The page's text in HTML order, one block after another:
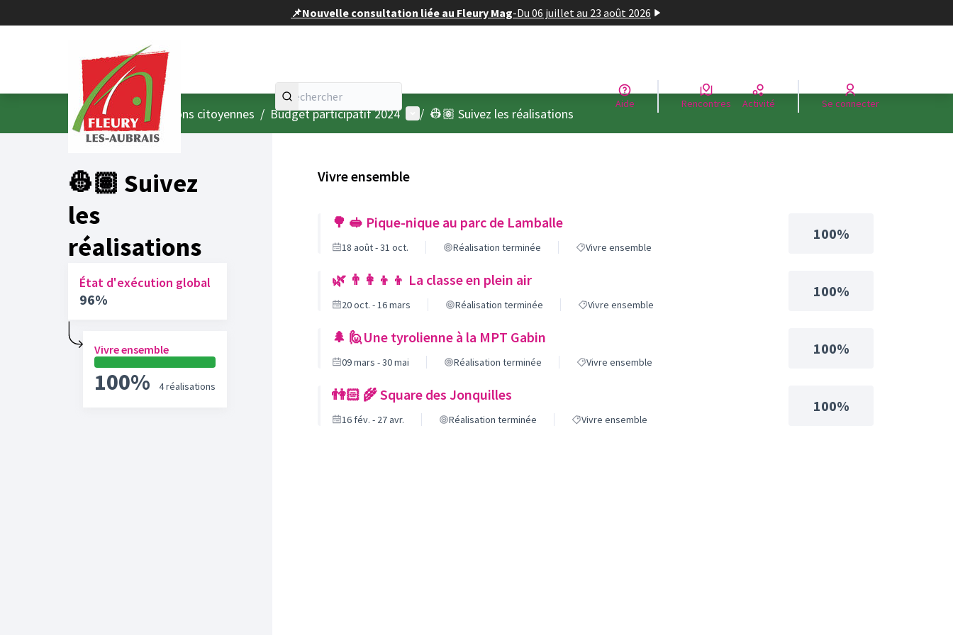
📌Nouvelle consultation liée au Fleury Mag-Du 06 juillet au 23 août 2026
Aide Rencontres Activité Se connecter
AccueilMenu principal
/ Consultations citoyennes / Budget participatif 2024 Menu utilisateur
/ 👷🏽 Suivez les réalisations
👷🏽 Suivez
les
réalisations
État d'exécution global
96%
Vivre ensemble
100% 4 réalisations
Vivre ensemble
🌳 🥪 Pique-nique au parc de Lamballe
18 août - 31 oct. Réalisation terminée Vivre ensemble
100%
🌿 👨‍👩‍👦‍👦 La classe en plein air
20 oct. - 16 mars Réalisation terminée Vivre ensemble
100%
🌲 🙋‍Une tyrolienne à la MPT Gabin
09 mars - 30 mai Réalisation terminée Vivre ensemble
100%
👫🏻 🌾 Square des Jonquilles
16 fév. - 27 avr. Réalisation terminée Vivre ensemble
100%